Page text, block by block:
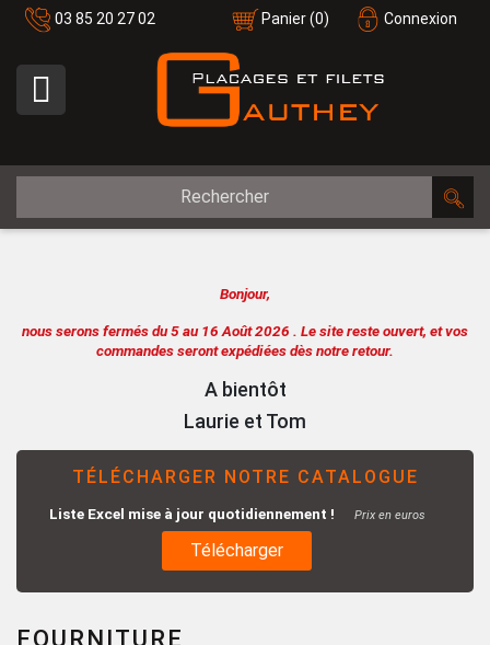
03 85 20 27 02 Connexion
Panier(0)

Bonjour,
nous serons fermés du 5 au 16 Août 2026 . Le site reste ouvert, et vos
commandes seront expédiées dès notre retour.
A bientôt
Laurie et Tom
TÉLÉCHARGER NOTRE CATALOGUE
Liste Excel mise à jour quotidiennement ! Prix en euros
Télécharger
FOURNITURE